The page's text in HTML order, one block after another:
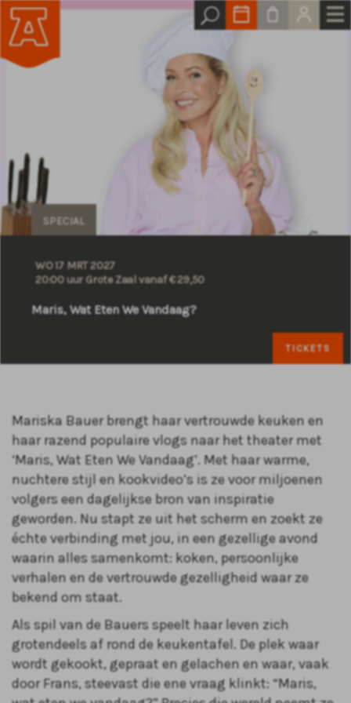
Maris, Wat Eten We Vandaag?
SPECIAL
WO 17 MRT 2027
20:00 uur Grote Zaal vanaf € 29,50
TICKETS
Mariska Bauer brengt haar vertrouwde keuken en
haar razend populaire vlogs naar het theater met
‘Maris, Wat Eten We Vandaag’. Met haar warme,
nuchtere stijl en kookvideo’s is ze voor miljoenen
volgers een dagelijkse bron van inspiratie
geworden. Nu stapt ze uit het scherm en zoekt ze
échte verbinding met jou, in een gezellige avond
waarin alles samenkomt: koken, persoonlijke
verhalen en de vertrouwde gezelligheid waar ze
bekend om staat.
Als spil van de Bauers speelt haar leven zich
grotendeels af rond de keukentafel. De plek waar
wordt gekookt, gepraat en gelachen en waar, vaak
door Frans, steevast die ene vraag klinkt: “Maris,